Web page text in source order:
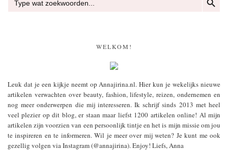
naar:
WELKOM!
Leuk dat je een kijkje neemt op Annajirina.nl. Hier kun je wekelijks nieuwe
artikelen verwachten over beauty, fashion, lifestyle, reizen, ondernemen en
nog meer onderwerpen die mij interesseren. Ik schrijf sinds 2013 met heel
veel plezier op dit blog, er staan maar liefst 1200 artikelen online! Al mijn
artikelen zijn voorzien van een persoonlijk tintje en het is mijn missie om jou
te inspireren en te informeren. Wil je meer over mij weten? Je kunt me ook
gezellig volgen via Instagram (@annajirina). Enjoy! Liefs, Anna